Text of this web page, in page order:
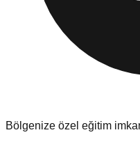
Bölgenize özel eğitim